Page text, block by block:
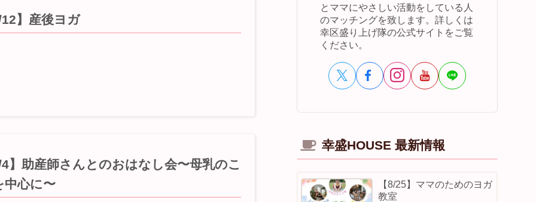
】産後ヨガ
】助産師さんとのおはなし会〜母乳のこ
中心に〜
とママにやさしい活動をしている人
のマッチングを致します。詳しくは
幸区盛り上げ隊の公式サイトをご覧
ください。
幸盛HOUSE 最新情報
【8/25】ママのためのヨガ
教室